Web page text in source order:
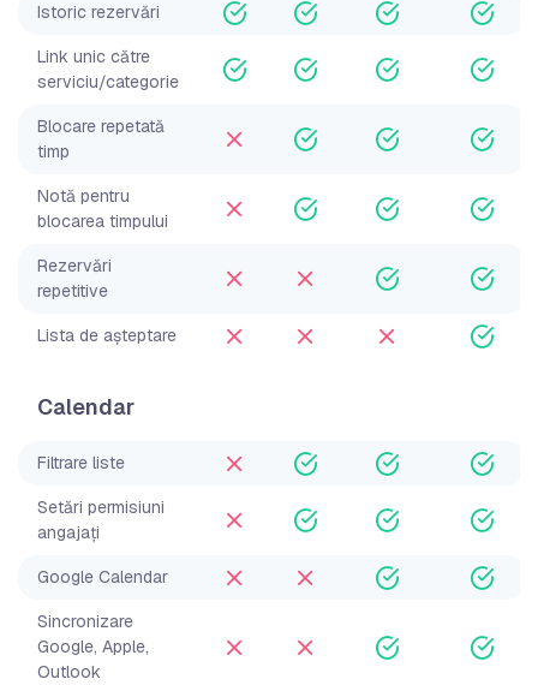
Istoric rezervări
Link unic către
serviciu/categorie
Blocare repetată
timp
Notă pentru
blocarea timpului
Rezervări
repetitive
Lista de așteptare
Calendar
Filtrare liste
Setări permisiuni
angajați
Google Calendar
Sincronizare
Google, Apple,
Outlook